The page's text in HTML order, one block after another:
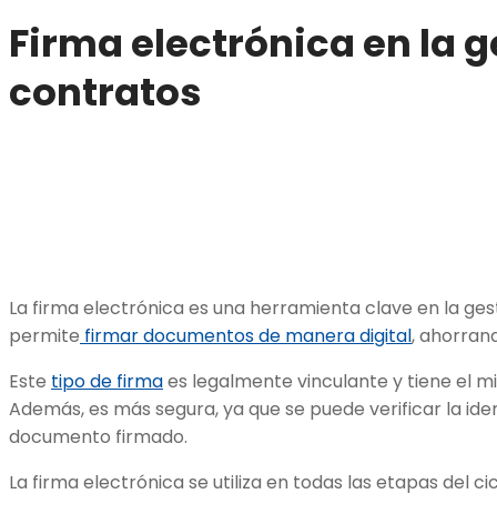
Firma electrónica en la
contratos
La firma electrónica es una herramienta clave en la
permite firmar documentos de manera digital,
Este tipo de firmaes legalmente vinculante y tiene el
Además, es más segura, ya que se puede verificar la
documento firmado.
La firma electrónica se utiliza en todas las etapas del